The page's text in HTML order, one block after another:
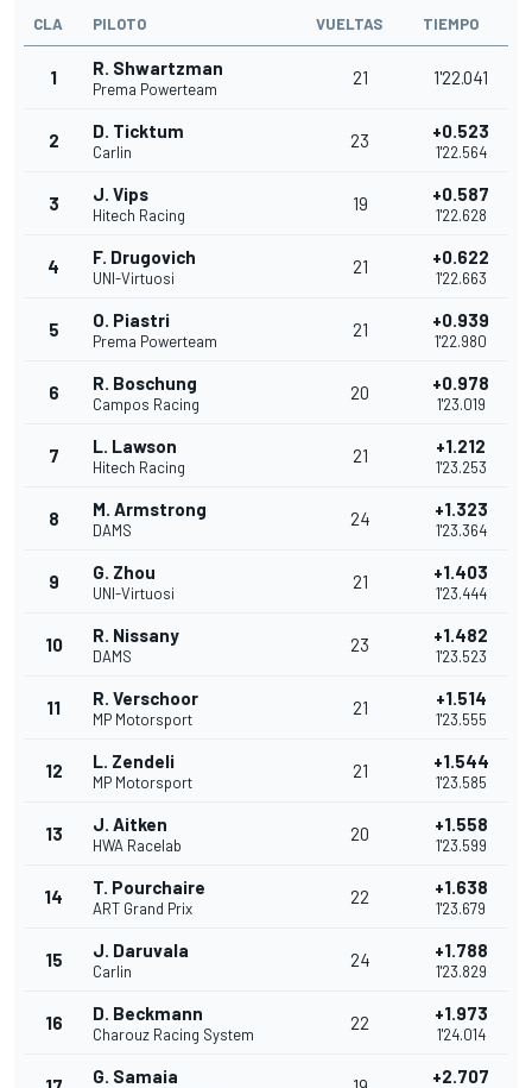
CLA PILOTO VUELTAS TIEMPO
1 R. Shwartzman
Prema Powerteam
21 1'22.041
2 D. Ticktum
Carlin
23 +0.523
1'22.564
3 J. Vips
Hitech Racing
19 +0.587
1'22.628
4 F. Drugovich
UNI-Virtuosi
21 +0.622
1'22.663
5 O. Piastri
Prema Powerteam
21 +0.939
1'22.980
6 R. Boschung
Campos Racing
20 +0.978
1'23.019
7 L. Lawson
Hitech Racing
21 +1.212
1'23.253
8 M. Armstrong
DAMS
24 +1.323
1'23.364
9 G. Zhou
UNI-Virtuosi
21 +1.403
1'23.444
10 R. Nissany
DAMS
23 +1.482
1'23.523
11 R. Verschoor
MP Motorsport
21 +1.514
1'23.555
12 L. Zendeli
MP Motorsport
21 +1.544
1'23.585
13 J. Aitken
HWA Racelab
20 +1.558
1'23.599
14 T. Pourchaire
ART Grand Prix
22 +1.638
1'23.679
15 J. Daruvala
Carlin
24 +1.788
1'23.829
16 D. Beckmann
Charouz Racing System
22 +1.973
1'24.014
G. Samaia +2.707